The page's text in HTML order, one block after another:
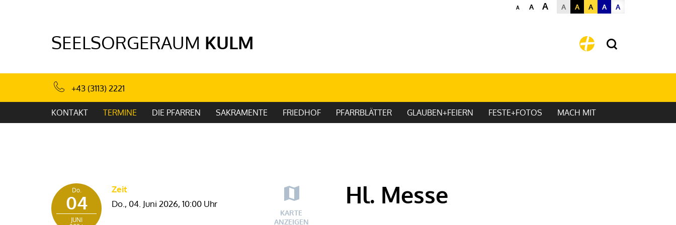
A A A A A A A A
SEELSORGERAUM KULM
+43 (3113) 2221
KONTAKT TERMINE DIE PFARREN SAKRAMENTE FRIEDHOF PFARRBLÄTTER GLAUBEN+FEIERN FESTE+FOTOS MACH MIT
Do.
04
JUNI
Zeit
Do., 04. Juni 2026, 10:00 Uhr
KARTE
ANZEIGEN
Hl. Messe